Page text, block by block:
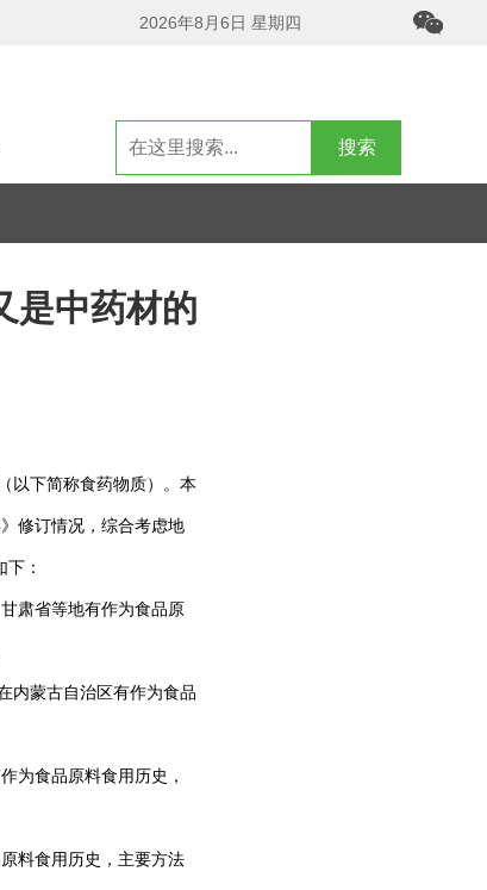
2026年8月6日 星期四
搜索
是中药材的
下简称食药物质）。本
修订情况，综合考虑地
：
肃省等地有作为食品原
内蒙古自治区有作为食品
为食品原料食用历史，
料食用历史，主要方法